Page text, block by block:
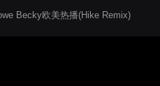
Becky欧美热播(Hike Remix)